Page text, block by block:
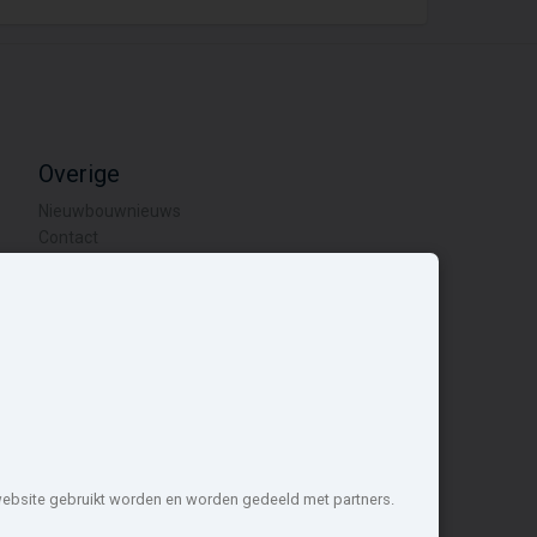
Overige
gebruikt worden en worden gedeeld met partners.